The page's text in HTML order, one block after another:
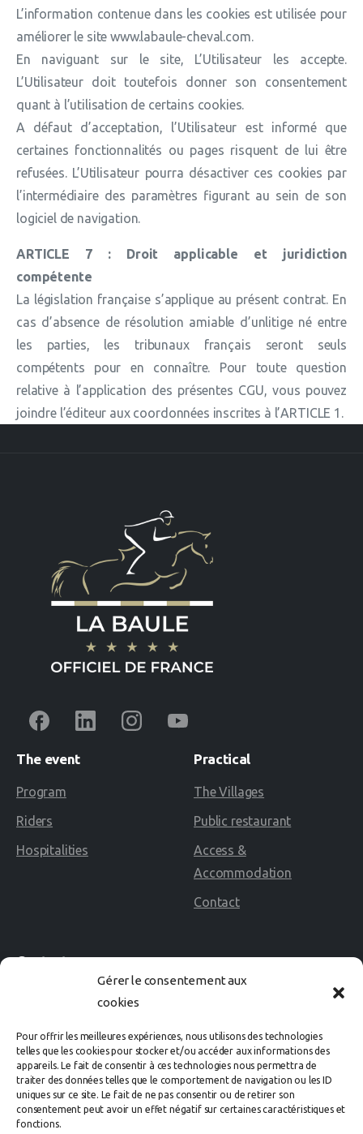
Gérer le consentement aux
cookies
Pour offrir les meilleures expériences, nous utilisons des technologies
telles que les cookies pour stocker et/ou accéder aux informations des
appareils. Le fait de consentir à ces technologies nous permettra de
traiter des données telles que le comportement de navigation ou les ID
uniques sur ce site. Le fait de ne pas consentir ou de retirer son
consentement peut avoir un effet négatif sur certaines caractéristiques et
fonctions.
L’information contenue dans les cookies est utilisée pour
améliorer le site www.labaule-cheval.com.
En naviguant sur le site, L’Utilisateur les accepte.
L’Utilisateur doit toutefois donner son consentement
quant à l’utilisation de certains cookies.
A défaut d’acceptation, l’Utilisateur est informé que
certaines fonctionnalités ou pages risquent de lui être
refusées. L’Utilisateur pourra désactiver ces cookies par
l’intermédiaire des paramètres figurant au sein de son
logiciel de navigation.
ARTICLE 7 : Droit applicable et juridiction
compétente
La législation française s’applique au présent contrat. En
cas d’absence de résolution amiable d’unlitige né entre
les parties, les tribunaux français seront seuls
compétents pour en connaître. Pour toute question
relative à l’application des présentes CGU, vous pouvez
joindre l’éditeur aux coordonnées inscrites à l’ARTICLE 1.
The event
Program
Riders
Hospitalities
Practical
The Villages
Public restaurant
Access &
Accommodation
Contact
Contact
02 40 60 02 80
Avenue des Rosières
44500 LA BAULE Cedex
organisation@labaule-cheval.com